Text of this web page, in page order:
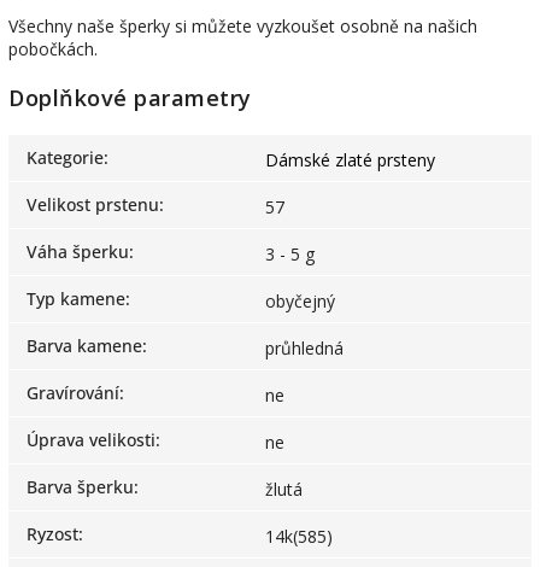
Všechny naše šperky si můžete vyzkoušet osobně na našich
pobočkách.
Doplňkové parametry
Kategorie:
Dámské zlaté prsteny
Velikost prstenu:
57
Váha šperku:
3 - 5 g
Typ kamene:
obyčejný
Barva kamene:
průhledná
Gravírování:
ne
Úprava velikosti:
ne
Barva šperku:
žlutá
Ryzost:
14k(585)